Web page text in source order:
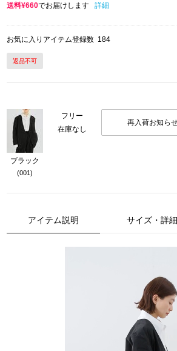
送料¥660でお届けします 詳細
お気に入りアイテム登録数 184
返品不可
ブラック
(001)
フリー
在庫なし
再入荷お知ら
アイテム説明 サイズ・詳細